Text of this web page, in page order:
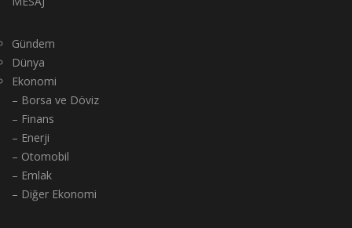
Gündem
Dünya
Ekonomi
– Borsa ve Döviz
– Finans
– Enerji
– Otomobil
– Emlak
– Diğer Ekonomi